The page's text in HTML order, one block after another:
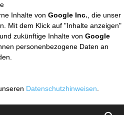
Inhalte von Google Inc. , die unser
Mit dem Klick auf "Inhalte anzeigen"
zukünftige Inhalte von Google
personenbezogene Daten an
Datenschutzhinweisen